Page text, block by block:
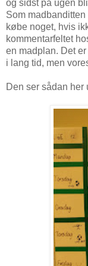
og sidst på ugen
Som
købe noget, hvis
kommentarfeltet
en madplan. Det
i lang tid, men
Den ser sådan her